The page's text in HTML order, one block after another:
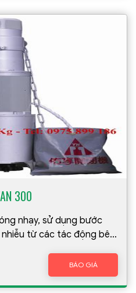
300
nhạy, sử dụng bước
từ các tác động bên
BÁO GIÁ